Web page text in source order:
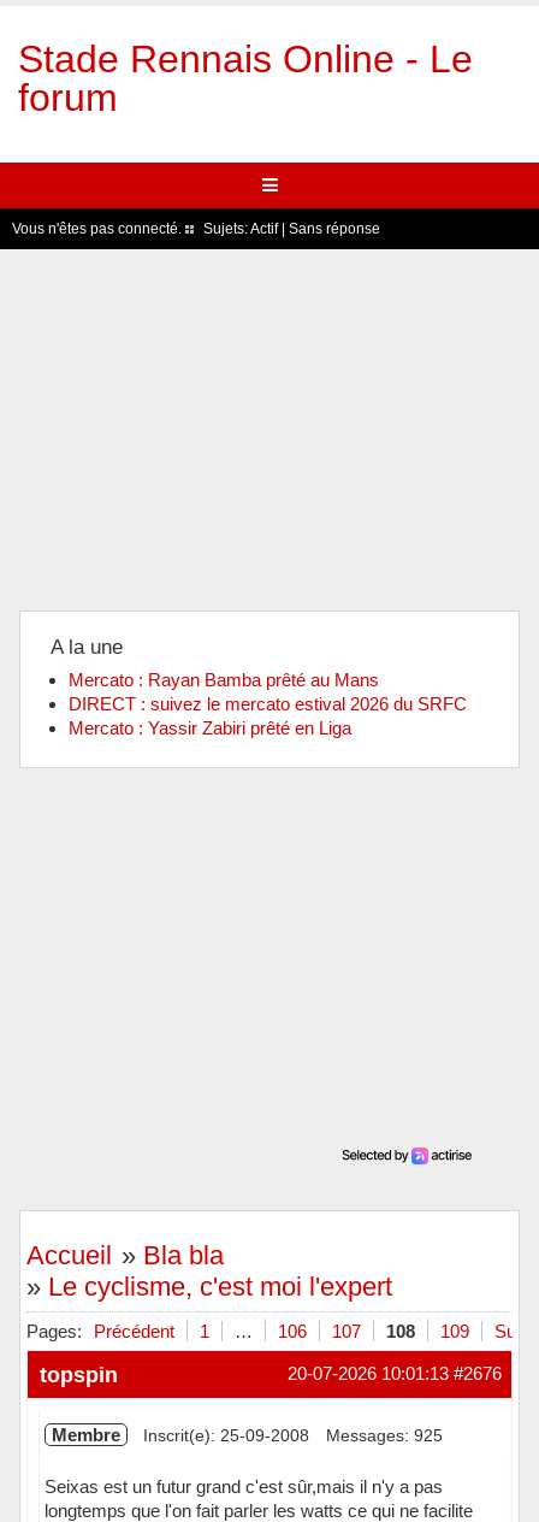
Stade Rennais Online - Le
forum
Vous n'êtes pas connecté. Sujets:Actif| Sans réponse
A la une
Mercato : Rayan Bamba prêté au Mans
DIRECT : suivez le mercato estival 2026 du SRFC
Mercato : Yassir Zabiri prêté en Liga
Accueil » Bla bla
» Le cyclisme, c'est moi l'expert
Pages: Précédent 1 … 106 107 108 109
#2676
20-07-2026 10:01:13
topspin
Membre Inscrit(e): 25-09-2008 Messages: 925
Seixas est un futur grand c'est sûr,mais il n'y a pas
longtemps que l'on fait parler les watts ce qui ne facilite